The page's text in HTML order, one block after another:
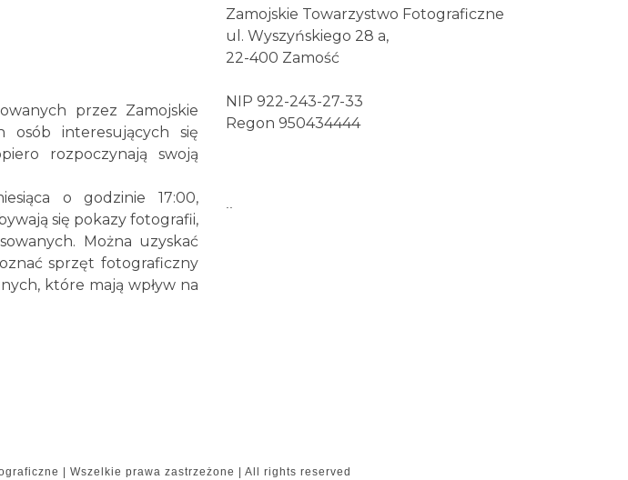
przez Zamojskie
osób interesujących się
rozpoczynają swoją
o godzinie 17:00,
się pokazy fotografii,
Można uzyskać
sprzęt fotograficzny
które mają wpływ na
Zamojskie Towarzystwo Fotograficzne
ul. Wyszyńskiego 28 a,
22-400 Zamość
NIP 922-243-27-33
Regon 950434444
Wszelkie prawa zastrzeżone | All rights reserved